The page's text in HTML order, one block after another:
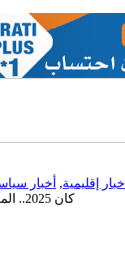
أخبار إقليمية, أخبار
كان 2025.. المغرب يعلن عن إجراء لتسهيل الحصول على التأشيرة